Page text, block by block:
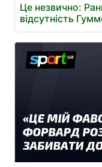
Це незвично:
відсутність